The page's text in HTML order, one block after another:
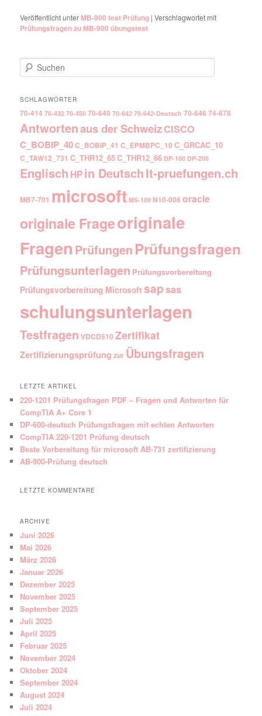
Veröffentlicht unter MB-900 test Prüfung |Verschlagwortet mit
Prüfungsfragen zu MB-900 übungstest
Suchen
SCHLAGWÖRTER
70-414 70-432 70-450 70-640 70-642 70-642-Deutsch 70-646 74-678
Antwortenaus der SchweizCISCO
C_BOBIP_40C_BOBIP_41 C_EPMBPC_10 C_GRCAC_10
C_TAW12_731 C_THR12_65C_THR12_66 DP-100 DP-200
Englisch HPin DeutschIt-pruefungen.ch
MB7-701 microsoft MS-100 N10-006 oracle
originale Frageoriginale
Fragen Prüfungen Prüfungsfragen
Prüfungsunterlagen Prüfungsvorbereitung
Prüfungsvorbereitung Microsoft sapsas
schulungsunterlagen
Testfragen VDCD510 Zertifikat
Zertifizierungsprüfung zur Übungsfragen
LETZTE ARTIKEL
220-1201 Prüfungsfragen PDF – Fragen und Antworten für
CompTIA A+ Core 1
DP-600-deutsch Prüfungsfragen mit echten Antworten
CompTIA 220-1201 Prüfung deutsch
Beste Vorbereitung für microsoft AB-731 zertifizierung
AB-900-Prüfung deutsch
LETZTE KOMMENTARE
ARCHIVE
Juni 2026
Mai 2026
März 2026
Januar 2026
Dezember 2025
November 2025
September 2025
Juli 2025
April 2025
Februar 2025
November 2024
Oktober 2024
September 2024
August 2024
Juli 2024